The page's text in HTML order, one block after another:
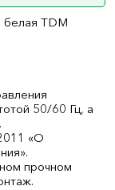
TDM
50/60 Гц, а
«О
прочном